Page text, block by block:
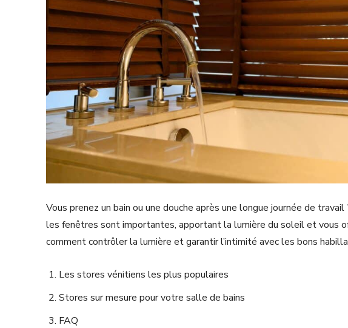
Vous prenez un bain ou une douche après une longue journée de
les fenêtres sont importantes, apportant la lumière du soleil et vous
comment contrôler la lumière et garantir l’intimité avec les bons
Les stores vénitiens les plus populaires
Stores sur mesure pour votre salle de bains
FAQ